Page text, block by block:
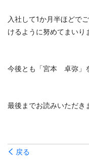
入社して1か月半ほどで
けるように努めてまいり
今後とも「宮本 卓弥」
最後までお読みいただき
戻る